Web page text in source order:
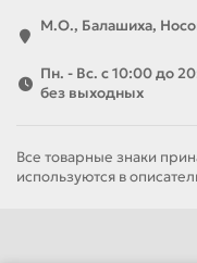
М.О., Балашиха,
Пн. - Вс. с 10:00 до
без выходных
Все товарные знаки
используются в